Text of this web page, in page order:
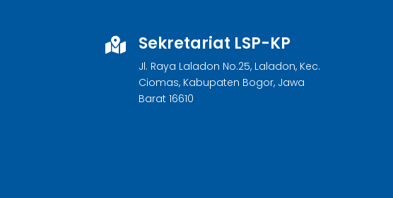
 Sekretariat LSP-KP
Jl. Raya Laladon No.25, Laladon, Kec.
Ciomas, Kabupaten Bogor, Jawa
Barat 16610